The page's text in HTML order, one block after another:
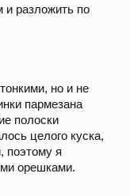
и разложить по
но и не
пармезана
полоски
целого куска,
поэтому я
орешками.